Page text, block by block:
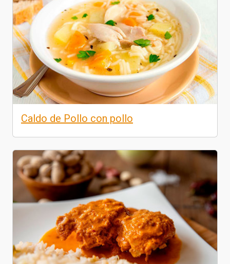
Caldo de Pollo con pollo